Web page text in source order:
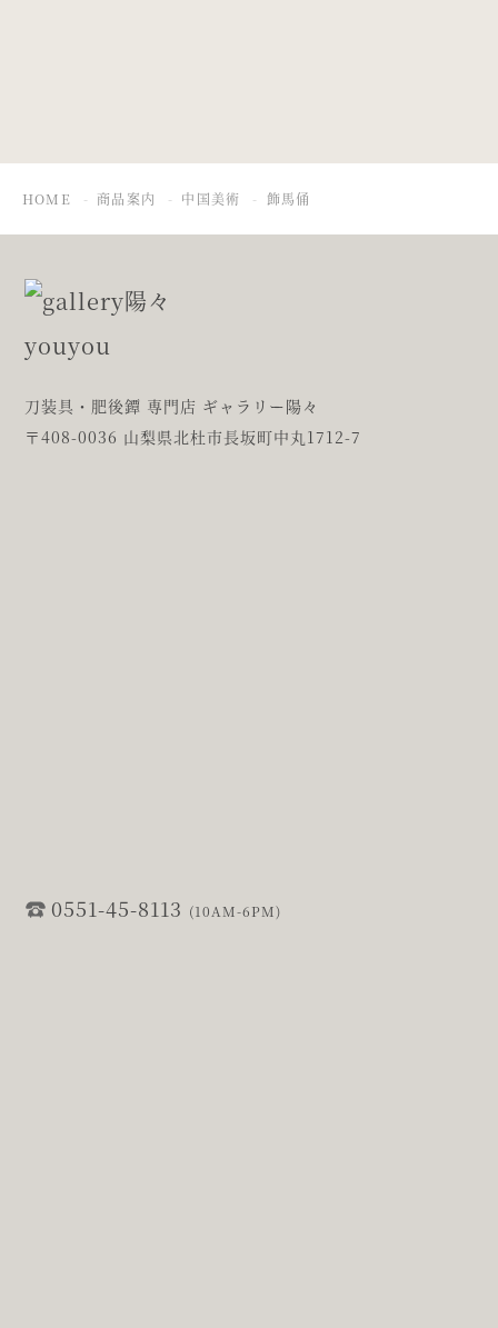
HOME 商品案内 中国美術 飾馬俑
刀装具・肥後鐔 専門店 ギャラリー陽々
〒408-0036 山梨県北杜市長坂町中丸1712-7
0551-45-8113 (10AM-6PM)